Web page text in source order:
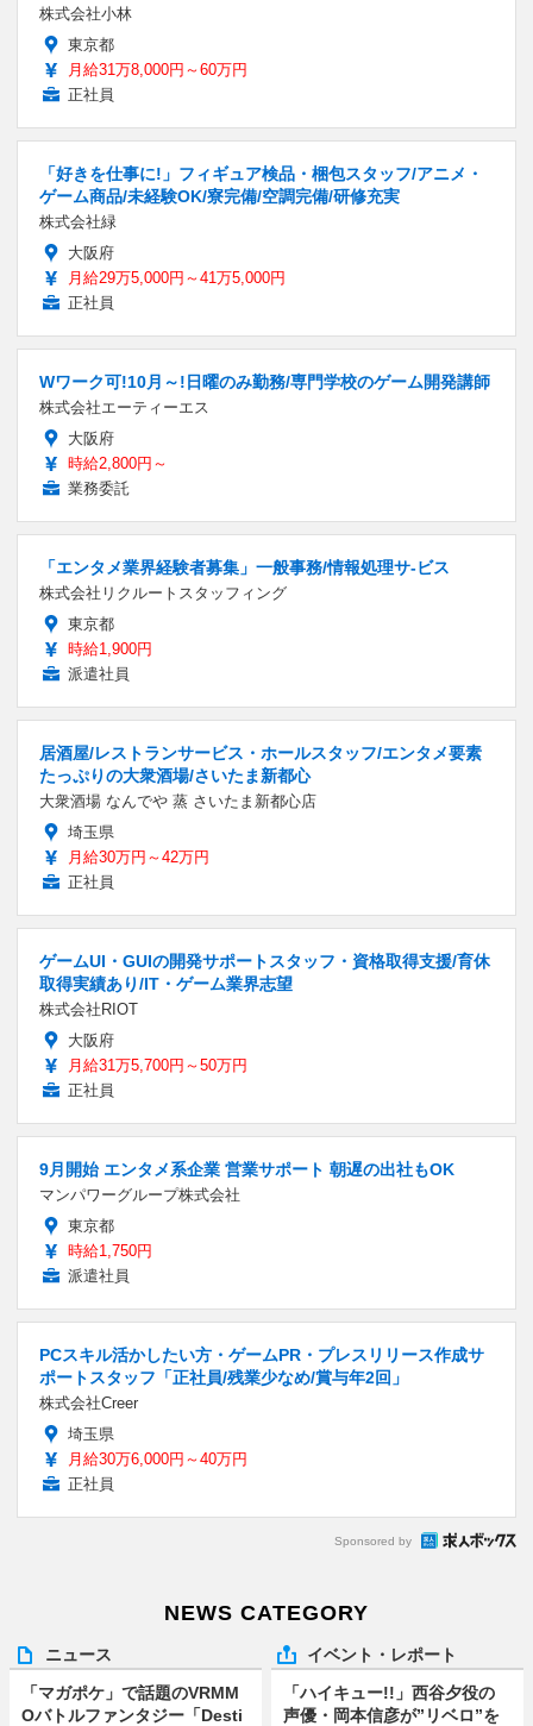
株式会社小林
東京都
月給31万8,000円～60万円
正社員
「好きを仕事に!」フィギュア検品・梱包スタッフ/アニメ・
ゲーム商品/未経験OK/寮完備/空調完備/研修充実
株式会社緑
大阪府
月給29万5,000円～41万5,000円
正社員
Wワーク可!10月～!日曜のみ勤務/専門学校のゲーム開発講師
株式会社エーティーエス
大阪府
時給2,800円～
業務委託
「エンタメ業界経験者募集」一般事務/情報処理サ-ビス
株式会社リクルートスタッフィング
東京都
時給1,900円
派遣社員
居酒屋/レストランサービス・ホールスタッフ/エンタメ要素
たっぷりの大衆酒場/さいたま新都心
大衆酒場 なんでや 蒸 さいたま新都心店
埼玉県
月給30万円～42万円
正社員
ゲームUI・GUIの開発サポートスタッフ・資格取得支援/育休
取得実績あり/IT・ゲーム業界志望
株式会社RIOT
大阪府
月給31万5,700円～50万円
正社員
9月開始 エンタメ系企業 営業サポート 朝遅の出社もOK
マンパワーグループ株式会社
東京都
時給1,750円
派遣社員
PCスキル活かしたい方・ゲームPR・プレスリリース作成サ
ポートスタッフ「正社員/残業少なめ/賞与年2回」
株式会社Creer
埼玉県
月給30万6,000円～40万円
正社員
Sponsored by
NEWS CATEGORY
ニュース
「マガポケ」で話題のVRMM
Oバトルファンタジー「Desti
イベント・レポート
「ハイキュー!!」西谷夕役の
声優・岡本信彦が”リベロ”を